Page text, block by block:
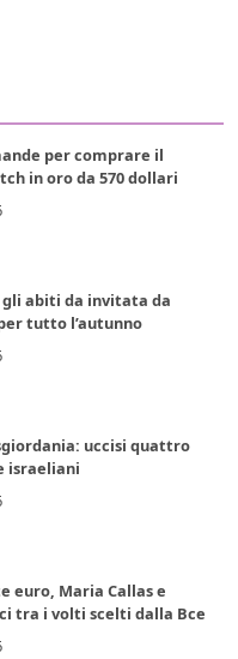
per comprare il
in oro da 570 dollari
gli abiti da invitata da
tutto l’autunno
uccisi quattro
israeliani
euro, Maria Callas e
tra i volti scelti dalla Bce